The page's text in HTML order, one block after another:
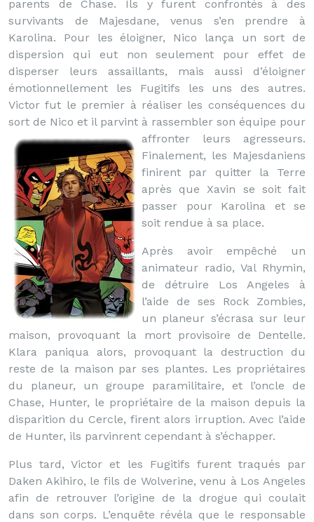
parents de Chase. Ils y furent confrontés à des
survivants de Majesdane, venus s’en prendre à
Karolina. Pour les éloigner, Nico lança un sort de
dispersion qui eut non seulement pour effet de
disperser leurs assaillants, mais aussi d’éloigner
émotionnellement les Fugitifs les uns des autres.
Victor fut le premier à réaliser les conséquences du
sort de Nico et il parvint à rassembler son équipe pour
affronter leurs agresseurs.
Finalement, les Majesdaniens
finirent par quitter la Terre
après que Xavin se soit fait
passer pour Karolina et se
soit rendue à sa place.
Après avoir empêché un
animateur radio, Val Rhymin,
de détruire Los Angeles à
l’aide de ses Rock Zombies,
un planeur s’écrasa sur leur
maison, provoquant la mort provisoire de Dentelle.
Klara paniqua alors, provoquant la destruction du
reste de la maison par ses plantes. Les propriétaires
du planeur, un groupe paramilitaire, et l’oncle de
Chase, Hunter, le propriétaire de la maison depuis la
disparition du Cercle, firent alors irruption. Avec l’aide
de Hunter, ils parvinrent cependant à s’échapper.
Plus tard, Victor et les Fugitifs furent traqués par
Daken Akihiro, le fils de Wolverine, venu à Los Angeles
afin de retrouver l’origine de la drogue qui coulait
dans son corps. L’enquête révéla que le responsable